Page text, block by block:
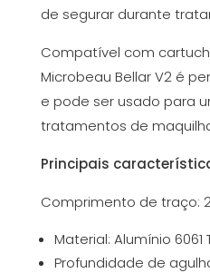
de segurar durante
Compatível com
Microbeau Bellar V2 é
e pode ser usado para
tratamentos de
Principais
Comprimento de traço:
Material: Alumínio
Profundidade de